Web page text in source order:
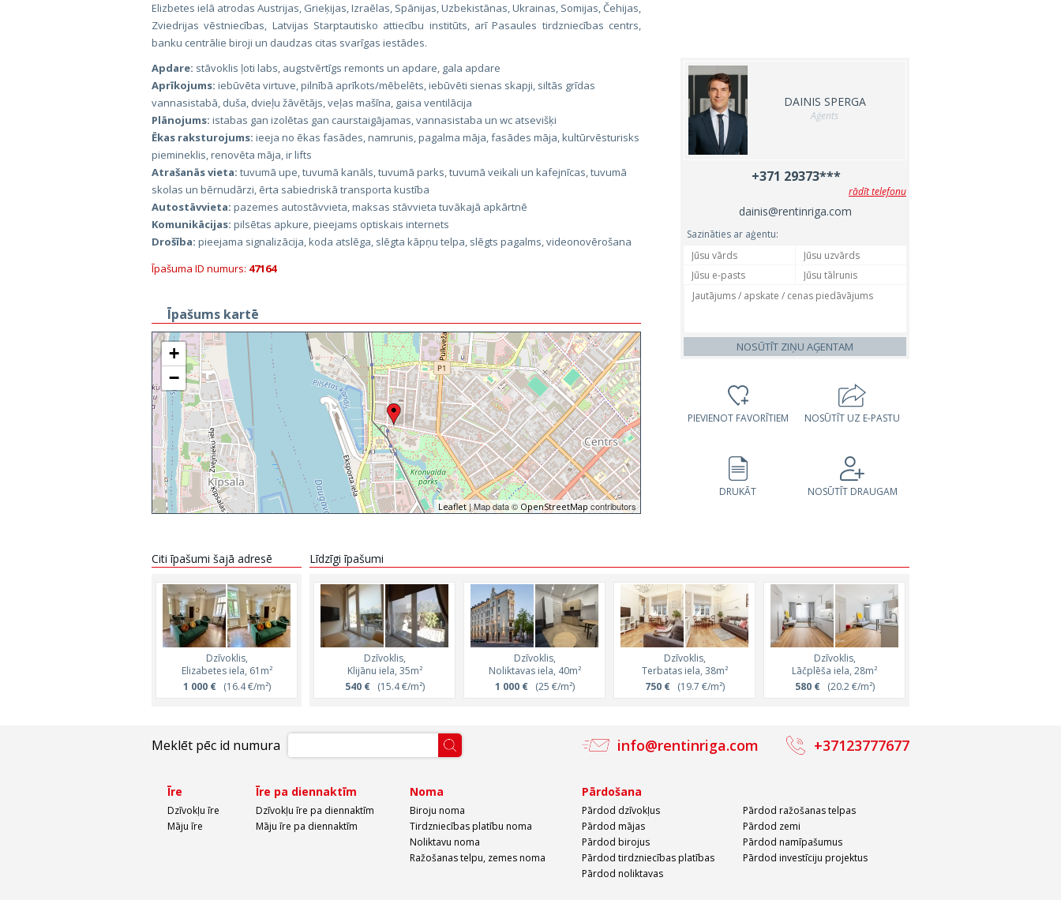
Elizbetes ielā atrodas Austrijas, Grieķijas, Izraēlas, Spānijas, Uzbekistānas, Ukrainas, Somijas, Čehijas,
Zviedrijas vēstniecības, Latvijas Starptautisko attiecību institūts, arī Pasaules tirdzniecības centrs,
banku centrālie biroji un daudzas citas svarīgas iestādes.
Apdare: stāvoklis ļoti labs, augstvērtīgs remonts un apdare, gala apdare
Aprīkojums: iebūvēta virtuve, pilnībā aprīkots/mēbelēts, iebūvēti sienas skapji, siltās grīdas
vannasistabā, duša, dvieļu žāvētājs, veļas mašīna, gaisa ventilācija
Plānojums: istabas gan izolētas gan caurstaigājamas, vannasistaba un wc atsevišķi
Ēkas raksturojums: ieeja no ēkas fasādes, namrunis, pagalma māja, fasādes māja, kultūrvēsturisks
piemineklis, renovēta māja, ir lifts
Atrašanās vieta: tuvumā upe, tuvumā kanāls, tuvumā parks, tuvumā veikali un kafejnīcas, tuvumā
skolas un bērnudārzi, ērta sabiedriskā transporta kustība
Autostāvvieta: pazemes autostāvvieta, maksas stāvvieta tuvākajā apkārtnē
Komunikācijas: pilsētas apkure, pieejams optiskais internets
Drošība: pieejama signalizācija, koda atslēga, slēgta kāpņu telpa, slēgts pagalms, videonovērošana
Īpašuma ID numurs: 47164
Īpašums kartē
+
−
Leaflet| Map data ©OpenStreetMap contributors
DAINIS SPERGA
Aģents
+371 29373***
rādīt telefonu
dainis@rentinriga.com
Sazināties ar aģentu:
NOSŪTĪT ZIŅU AĢENTAM
PIEVIENOT FAVORĪTIEM NOSŪTĪT UZ E-PASTU
DRUKĀT NOSŪTĪT DRAUGAM
Citi īpašumi šajā adresē
Dzīvoklis,
Elizabetes iela, 61m²
1 000 €(16.4 €/m²)
Līdzīgi īpašumi
Dzīvoklis,
Klijānu iela, 35m²
540 €(15.4 €/m²)
Dzīvoklis,
Noliktavas iela, 40m²
1 000 €(25 €/m²)
Dzīvoklis,
Terbatas iela, 38m²
750 €(19.7 €/m²)
Dzīvoklis,
Lāčplēša iela, 28m²
580 €(20.2 €/m²)
Meklēt pēc id numura info@rentinriga.com +37123777677
Īre
Dzīvokļu īre
Māju īre
Īre pa diennaktīm
Dzīvokļu īre pa diennaktīm
Māju īre pa diennaktīm
Noma
Biroju noma
Tirdzniecības platību noma
Noliktavu noma
Ražošanas telpu, zemes noma
Pārdošana
Pārdod dzīvokļus
Pārdod mājas
Pārdod birojus
Pārdod tirdzniecības platības
Pārdod noliktavas
Pārdod ražošanas telpas
Pārdod zemi
Pārdod namīpašumus
Pārdod investīciju projektus